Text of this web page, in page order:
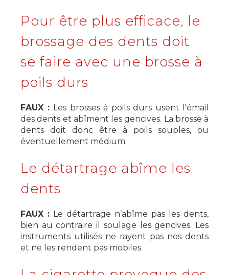
Pour être plus efficace, le
brossage des dents doit
se faire avec une brosse à
poils durs
FAUX : Les brosses à poils durs usent l'émail
des dents et abîment les gencives. La brosse à
dents doit donc être à poils souples, ou
éventuellement médium.
Le détartrage abîme les
dents
FAUX : Le détartrage n’abîme pas les dents,
bien au contraire il soulage les gencives. Les
instruments utilisés ne rayent pas nos dents
et ne les rendent pas mobiles.